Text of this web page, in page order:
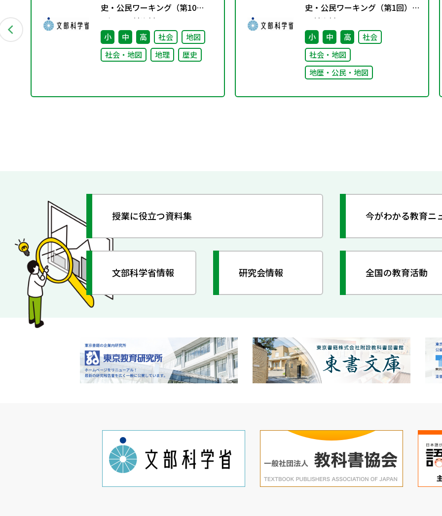
史・公民ワーキング（第10
回） 配付資料
小 中 高 社会
地図
社会・地図
地理 歴史
史・公民ワーキング（第1回）
配付資料
小 中 高
社会
社会・地図
地歴・公民・地図
授業に役立つ資料集 今がわかる教育ニ
文部科学省情報 研究会情報 全国の教育活動